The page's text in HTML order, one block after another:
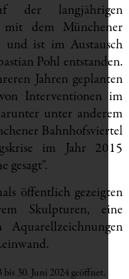
der langjährigen
mit dem Münchener
und ist im Austausch
Pohl entstanden.
Jahren geplanten
Interventionen im
unter anderem
Bahnhofsviertel
im Jahr 2015
gesagt".
öffentlich gezeigten
Skulpturen, eine
30. Juni 2024 geöffnet.